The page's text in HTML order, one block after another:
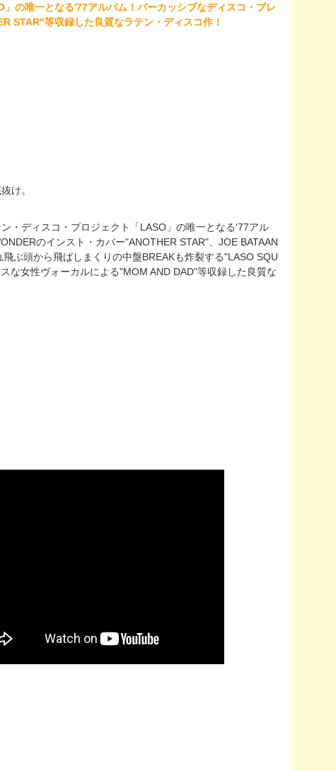
の唯一となる'77アルバム！パーカッシブなディスコ・ブレ
STAR"等収録した良質なラテン・ディスコ作！
け。
・ディスコ・プロジェクト「LASO」の唯一となる'77アル
のインスト・カバー"ANOTHER STAR"、JOE BATAAN
ぶ頭から飛ばしまくりの中盤BREAKも炸裂する"LASO SQU
な女性ヴォーカルによる"MOM AND DAD"等収録した良質な